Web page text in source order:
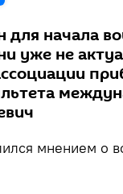
для начала
уже не
мнением о